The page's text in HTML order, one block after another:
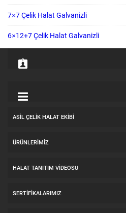
7×7 Çelik Halat Galvanizli
6×12+7 Çelik Halat Galvanizli
ASİL ÇELİK HALAT EKİBİ
ÜRÜNLERİMİZ
HALAT TANITIM VIDEOSU
SERTİFİKALARIMIZ